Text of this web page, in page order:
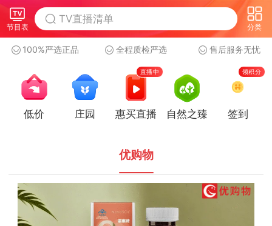
节目表 分类
100%严选正品 全程质检严选 售后服务无忧
低价 庄园
直播中
惠买直播 自然之臻
领积分
签到
优购物